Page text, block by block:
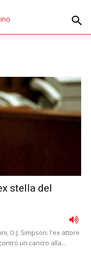
stella del
O.J. Simpson: l'ex attore
un cancro alla...